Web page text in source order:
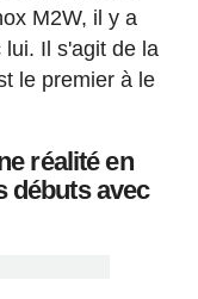
M2W, il y a
Il s'agit de la
le premier à le
réalité en
débuts avec